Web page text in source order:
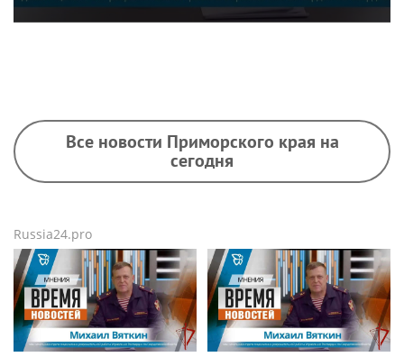
Все новости Приморского края на
сегодня
Russia24.pro